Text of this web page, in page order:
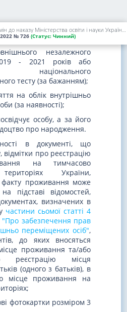
Про внесення змін до наказу Міністерства освіти і науки України від 01 березня 2021 року N 271
№ 726 (Статус: Чинний)
такі документи:
незалежного
- 2021 років або
національного
тесту (за бажанням);
на облік внутрішньо
(за наявності);
особу, а за його
про народження.
в документі, що
відмітки про реєстрацію
на тимчасово
України,
факту проживання може
підставі відомостей,
визначених в
частини сьомої статті 4
"Про забезпечення прав
переміщених осіб",
до яких вносяться
проживання та/або
реєстрацію місця
(одного з батьків), в
місце проживання на
фотокартки розміром 3